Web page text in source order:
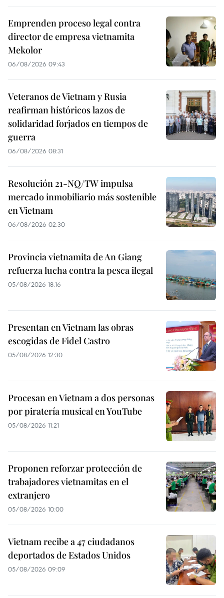
Emprenden proceso legal contra
director de empresa vietnamita
Mekolor
06/08/2026 09:43
Veteranos de Vietnam y Rusia
reafirman históricos lazos de
solidaridad forjados en tiempos de
guerra
06/08/2026 08:31
Resolución 21-NQ/TW impulsa
mercado inmobiliario más sostenible
en Vietnam
06/08/2026 02:30
Provincia vietnamita de An Giang
refuerza lucha contra la pesca ilegal
05/08/2026 18:16
Presentan en Vietnam las obras
escogidas de Fidel Castro
05/08/2026 12:30
Procesan en Vietnam a dos personas
por piratería musical en YouTube
05/08/2026 11:21
Proponen reforzar protección de
trabajadores vietnamitas en el
extranjero
05/08/2026 10:00
Vietnam recibe a 47 ciudadanos
deportados de Estados Unidos
05/08/2026 09:09